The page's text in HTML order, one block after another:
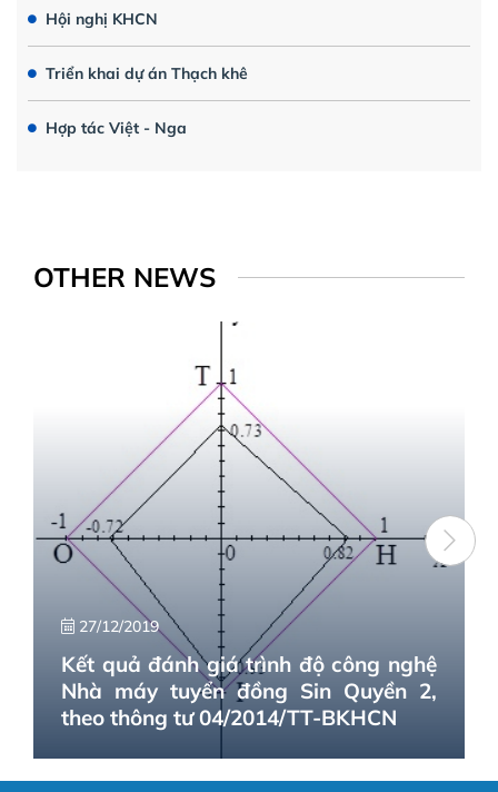
Hội nghị KHCN
Triển khai dự án Thạch khê
Hợp tác Việt - Nga
OTHER NEWS
27/12/2019
Kết quả đánh giá trình độ công nghệ
Nhà máy tuyển đồng Sin Quyền 2,
theo thông tư 04/2014/TT-BKHCN